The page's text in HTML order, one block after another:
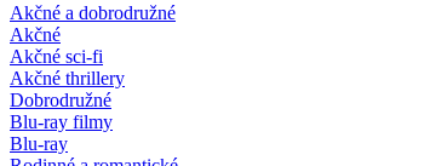
Akčné a dobrodružné
Akčné
Akčné sci-fi
Akčné thrillery
Dobrodružné
Blu-ray filmy
Blu-ray